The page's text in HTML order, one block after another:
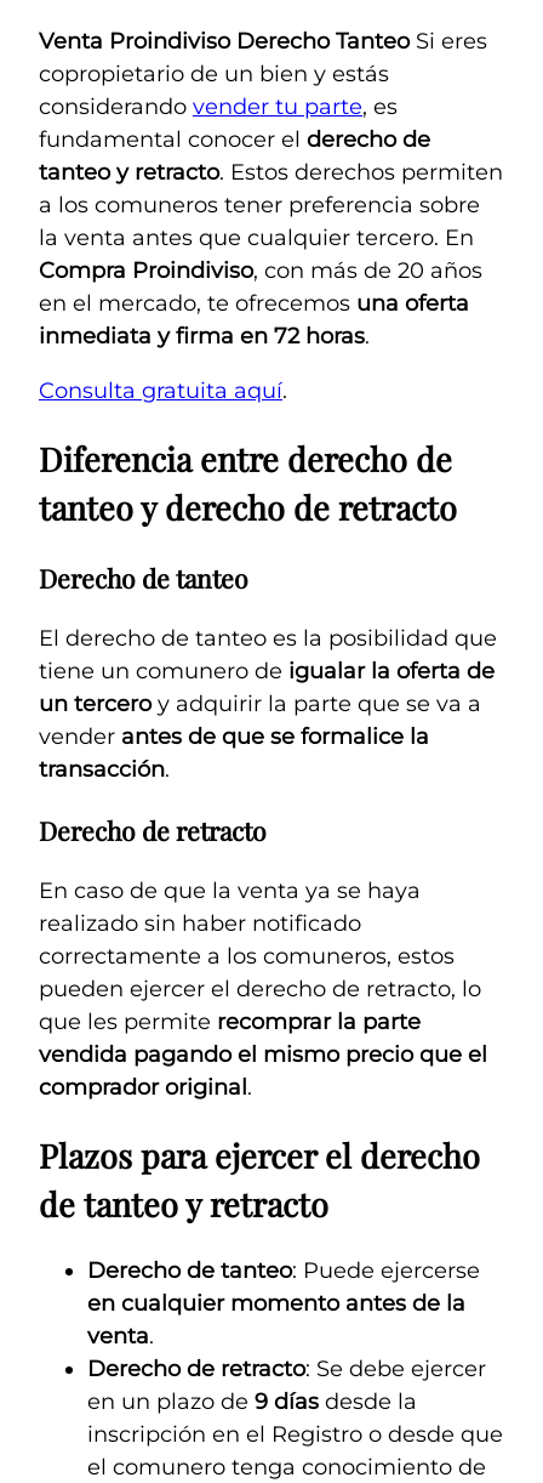
Venta Proindiviso Derecho TanteoSi eres
copropietario de un bien y estás
considerando vender tu parte, es
fundamental conocer el derecho de
tanteo y retracto. Estos derechos permiten
a los comuneros tener preferencia sobre
la venta antes que cualquier tercero. En
Compra Proindiviso, con más de 20 años
en el mercado, te ofrecemos una oferta
inmediata y firma en 72 horas.
Consulta gratuita aquí.
Diferencia entre derecho de
tanteo y derecho de retracto
Derecho de tanteo
El derecho de tanteo es la posibilidad que
tiene un comunero de igualar la oferta de
un terceroy adquirir la parte que se va a
vender antes de que se formalice la
transacción.
Derecho de retracto
En caso de que la venta ya se haya
realizado sin haber notificado
correctamente a los comuneros, estos
pueden ejercer el derecho de retracto, lo
que les permite recomprar la parte
vendida pagando el mismo precio que el
comprador original.
Plazos para ejercer el derecho
de tanteo y retracto
Derecho de tanteo: Puede ejercerse
en cualquier momento antes de la
venta.
Derecho de retracto: Se debe ejercer
en un plazo de 9 días desde la
inscripción en el Registro o desde que
el comunero tenga conocimiento de